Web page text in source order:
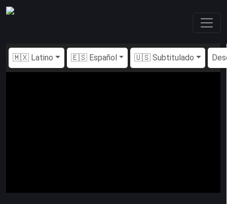
🇲🇽 Latino 🇪🇸 Español 🇺🇸 Subtitulado